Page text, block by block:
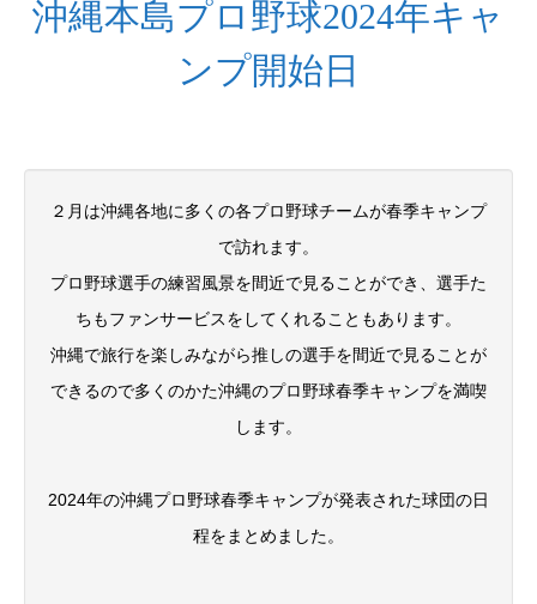
沖縄本島プロ野球2024年キャ
ンプ開始日
２月は沖縄各地に多くの各プロ野球チームが春季キャンプ
で訪れます。
プロ野球選手の練習風景を間近で見ることができ、選手た
ちもファンサービスをしてくれることもあります。
沖縄で旅行を楽しみながら推しの選手を間近で見ることが
できるので多くのかた沖縄のプロ野球春季キャンプを満喫
します。
2024年の沖縄プロ野球春季キャンプが発表された球団の日
程をまとめました。